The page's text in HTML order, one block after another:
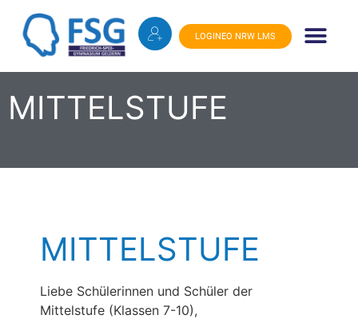
LOGINEO NRW LMS
MITTELSTUFE
MITTELSTUFE
Liebe Schülerinnen und Schüler der
Mittelstufe (Klassen 7-10),